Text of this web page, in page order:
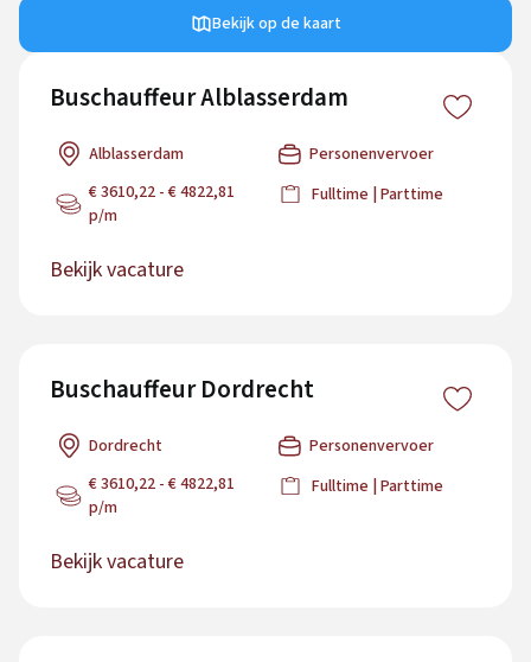
Bekijk op de kaart
Buschauffeur Alblasserdam
Alblasserdam
Personenvervoer
€ 3610,22 - € 4822,81
p/m
Fulltime | Parttime
Bekijk vacature
Buschauffeur Dordrecht
Dordrecht
Personenvervoer
€ 3610,22 - € 4822,81
p/m
Fulltime | Parttime
Bekijk vacature